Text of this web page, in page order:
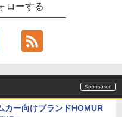
ローする
カー向けブランドHOMUR